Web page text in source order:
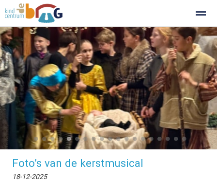
Documenten
Home Agenda Nieuws Foto's
● ● ● ● ● ● ● ● ● ● ● ● ● ● ● ● ● ● ●
Foto’s van de kerstmusical
18-12-2025